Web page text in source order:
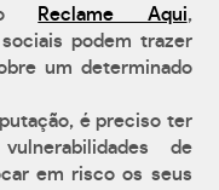
Reclame Aqui,
podem trazer
um determinado
é preciso ter
de
em risco os seus